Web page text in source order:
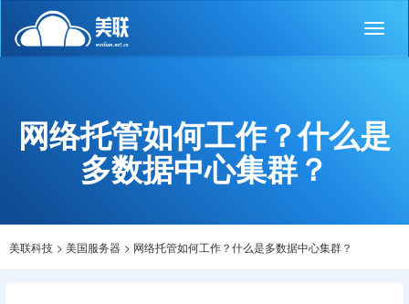
网络托管如何工作？什么是
多数据中心集群？
美联科技 > 美国服务器 > 网络托管如何工作？什么是多数据中心集群？